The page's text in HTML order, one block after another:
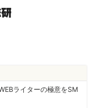
ライターの極意をSM